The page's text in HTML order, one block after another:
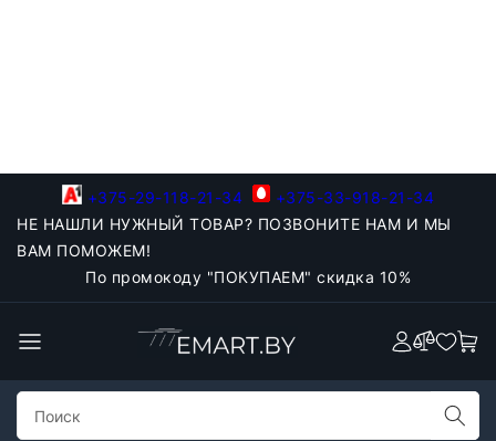
+375-29-118-21-34
+375-33-918-21-34
НЕ НАШЛИ НУЖНЫЙ ТОВАР? ПОЗВОНИТЕ НАМ И МЫ
ВАМ ПОМОЖЕМ!
По промокоду "ПОКУПАЕМ" скидка 10%